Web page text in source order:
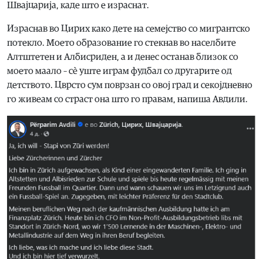
Швајцарија, каде што е израснат.
Израснав во Цирих како дете на семејство со мигрантско
потекло. Моето образование го стекнав во населбите
Алтштетен и Албисриден, а и денес останав близок со
моето маало – сè уште играм фудбал со другарите од
детството. Цврсто сум поврзан со овој град и секојдневно
го живеам со страст она што го правам, напиша Авдили.